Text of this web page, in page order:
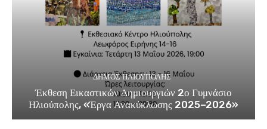
ΔΉΜΟΣ ΗΛΙΟΎΠΟΛΗΣ
Έκθεση Εικαστικών Δημιουργιών 2ο Γυμνάσιο
Ηλιούπολης, «Έργα Ανακύκλωσης 2025–2026»